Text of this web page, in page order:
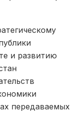
и развитию
передаваемых